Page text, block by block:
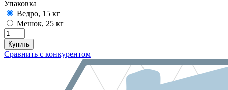
Упаковка
Ведро, 15 кг
Мешок, 25 кг
Сравнить с конкурентом